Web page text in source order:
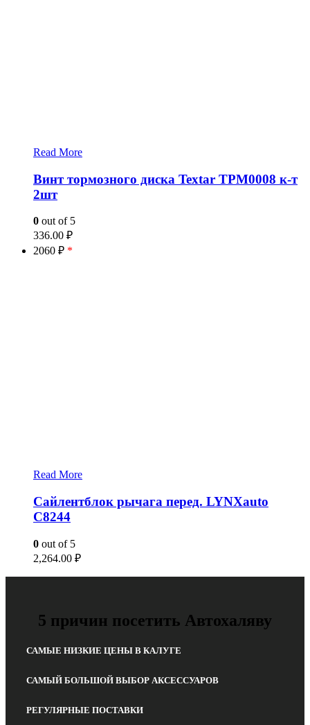
Read More
Винт тормозного диска Textar TPM0008 к-т
2шт
0 out of 5
336.00 ₽
2060 ₽ *
Read More
Сайлентблок рычага перед. LYNXauto
C8244
0 out of 5
2,264.00 ₽
5 причин посетить Автохаляву
САМЫЕ НИЗКИЕ ЦЕНЫ В КАЛУГЕ
САМЫЙ БОЛЬШОЙ ВЫБОР АКСЕССУАРОВ
РЕГУЛЯРНЫЕ ПОСТАВКИ